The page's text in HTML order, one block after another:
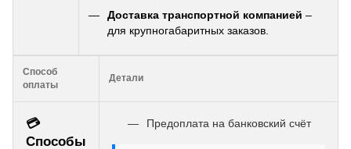
Доставка транспортной компанией –
для крупногабаритных заказов.
Способ
оплаты
Детали
💳
Способы
Предоплата на банковский счёт